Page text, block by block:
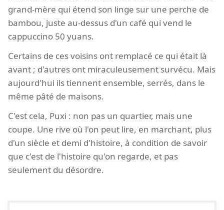
grand-mère qui étend son linge sur une perche de
bambou, juste au-dessus d'un café qui vend le
cappuccino 50 yuans.
Certains de ces voisins ont remplacé ce qui était là
avant ; d'autres ont miraculeusement survécu. Mais
aujourd'hui ils tiennent ensemble, serrés, dans le
même pâté de maisons.
C'est cela, Puxi : non pas un quartier, mais une
coupe. Une rive où l'on peut lire, en marchant, plus
d'un siècle et demi d'histoire, à condition de savoir
que c'est de l'histoire qu'on regarde, et pas
seulement du désordre.